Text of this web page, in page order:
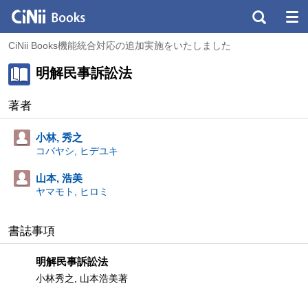
CiNii Books機能統合対応の追加実施をいたしました
明解民事訴訟法
著者
小林, 秀之
コバヤシ, ヒデユキ
山本, 浩美
ヤマモト, ヒロミ
書誌事項
明解民事訴訟法
小林秀之, 山本浩美著